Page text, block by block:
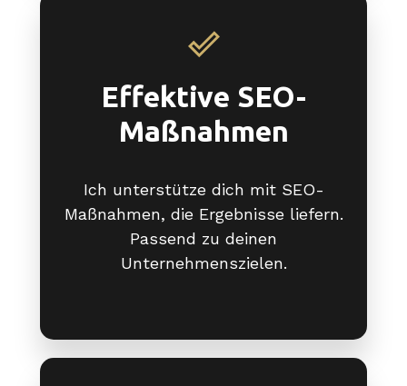
Effektive SEO-
Maßnahmen
Ich unterstütze dich mit SEO-
Maßnahmen, die Ergebnisse liefern.
Passend zu deinen
Unternehmenszielen.